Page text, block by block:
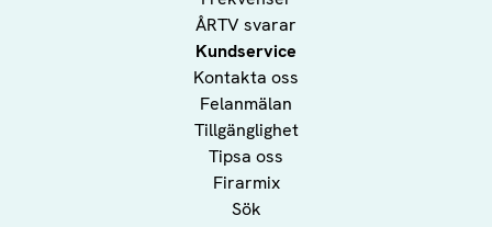
ÅRTV svarar
Kundservice
Kontakta oss
Felanmälan
Tillgänglighet
Tipsa oss
Firarmix
Sök